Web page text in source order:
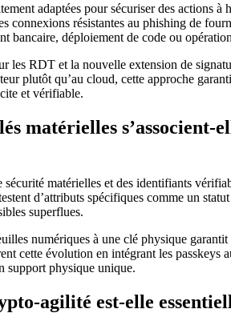
adaptées pour sécuriser des actions
connexions résistantes au phishing de
bancaire, déploiement de code ou
les RDT et la nouvelle extension de
plutôt qu’au cloud, cette approche
et vérifiable.
matérielles
sécurité matérielles et des identifiants
d’attributs spécifiques comme un
superflues.
numériques à une clé physique
cette évolution en intégrant les passkeys
support physique unique.
agilité est-elle